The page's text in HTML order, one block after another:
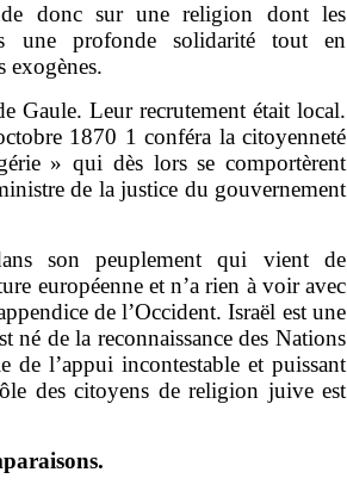
donc sur une religion dont les
une profonde solidarité tout en
exogènes.
Gaule. Leur recrutement était local.
1870 1 conféra la citoyenneté
» qui dès lors se comportèrent
de la justice du gouvernement
son peuplement qui vient de
européenne et n’a rien à voir avec
de l’Occident. Israël est une
né de la reconnaissance des Nations
l’appui incontestable et puissant
des citoyens de religion juive est